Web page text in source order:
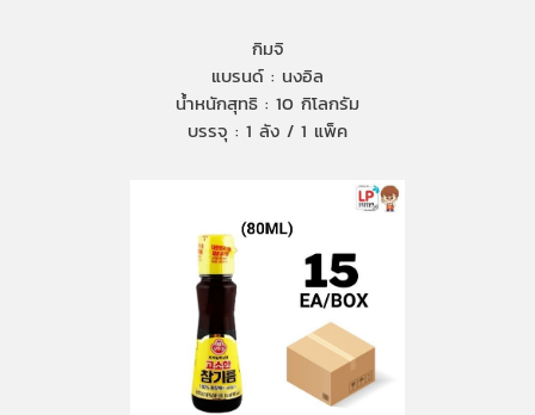
กิมจิ
แบรนด์ : นงอิล
น้ำหนักสุทธิ : 10 กิโลกรัม
บรรจุ : 1 ลัง / 1 แพ็ค